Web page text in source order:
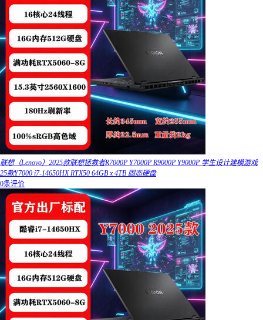
联想（Lenovo）2025款联想拯救者R7000P Y7000P R9000P Y9000P 学生设计建模游戏
25款Y7000 i7-14650HX RTX50 64GB x 4TB 固态硬盘
0条评价